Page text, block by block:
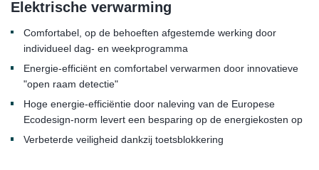
Elektrische verwarming
Comfortabel, op de behoeften afgestemde werking door
individueel dag- en weekprogramma
Energie-efficiënt en comfortabel verwarmen door innovatieve
"open raam detectie"
Hoge energie-efficiëntie door naleving van de Europese
Ecodesign-norm levert een besparing op de energiekosten op
Verbeterde veiligheid dankzij toetsblokkering